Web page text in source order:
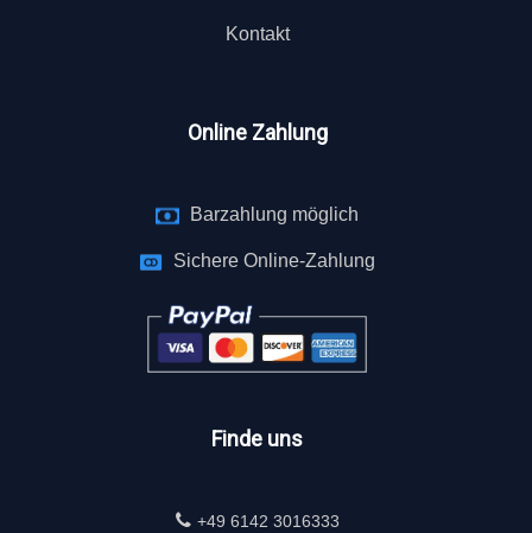
Kontakt
Online Zahlung
Barzahlung möglich
Sichere Online-Zahlung
Finde uns
+49 6142 3016333